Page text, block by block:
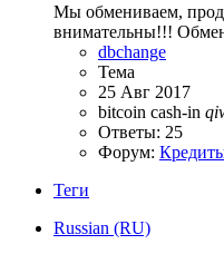
Мы обмениваем,
внимательны!!! Обмен
dbchange
Тема
25 Авг 2017
bitcoin cash-in
Ответы: 25
Форум:
Теги
Russian (RU)